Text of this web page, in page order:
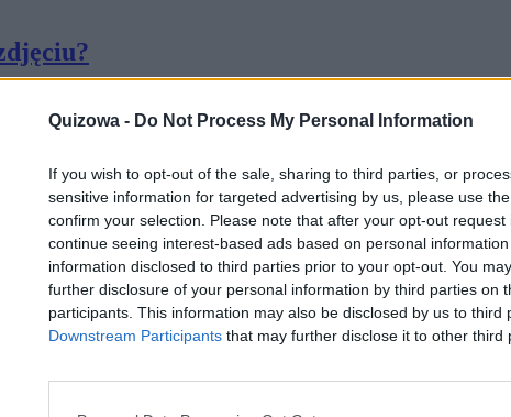
Quizowa - Do Not Process My Personal Information
If you wish to opt-out of the sale, sharing to third parties, or
sensitive information for targeted advertising by us, please use
confirm your selection. Please note that after your opt-out
continue seeing interest-based ads based on personal
information disclosed to third parties prior to your opt-out. You
further disclosure of your personal information by third parties on
participants. This information may also be disclosed by us to third
Downstream Participants that may further disclose it to other third
(Świat)